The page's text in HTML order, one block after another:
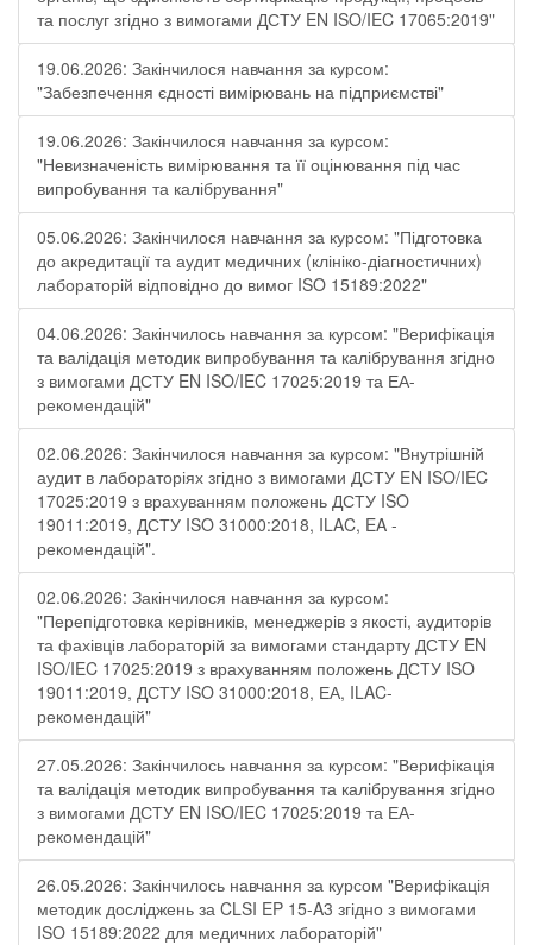
та послуг згідно з вимогами ДСТУ EN ISO/IEC 17065:2019"
19.06.2026: Закінчилося навчання за курсом:
"Забезпечення єдності вимірювань на підприємстві"
19.06.2026: Закінчилося навчання за курсом:
"Невизначеність вимірювання та її оцінювання під час
випробування та калібрування"
05.06.2026: Закінчилося навчання за курсом: "Підготовка
до акредитації та аудит медичних (клініко-діагностичних)
лабораторій відповідно до вимог ISO 15189:2022"
04.06.2026: Закінчилось навчання за курсом: "Верифікація
та валідація методик випробування та калібрування згідно
з вимогами ДСТУ EN ISO/IEC 17025:2019 та ЕА-
рекомендацій"
02.06.2026: Закінчилося навчання за курсом: "Внутрішній
аудит в лабораторіях згідно з вимогами ДСТУ EN ISO/IEC
17025:2019 з врахуванням положень ДСТУ ISO
19011:2019, ДСТУ ISO 31000:2018, ILAC, EA -
рекомендацій".
02.06.2026: Закінчилося навчання за курсом:
"Перепідготовка керівників, менеджерів з якості, аудиторів
та фахівців лабораторій за вимогами стандарту ДСТУ EN
ISO/IEC 17025:2019 з врахуванням положень ДСТУ ISO
19011:2019, ДСТУ ISO 31000:2018, ЕА, ILAC-
рекомендацій"
27.05.2026: Закінчилось навчання за курсом: "Верифікація
та валідація методик випробування та калібрування згідно
з вимогами ДСТУ EN ISO/IEC 17025:2019 та ЕА-
рекомендацій"
26.05.2026: Закінчилось навчання за курсом "Верифікація
методик досліджень за CLSI EP 15-A3 згідно з вимогами
ISO 15189:2022 для медичних лабораторій"